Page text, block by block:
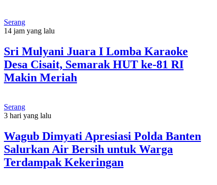
Serang
14 jam yang lalu
Sri Mulyani Juara I Lomba Karaoke
Desa Cisait, Semarak HUT ke-81 RI
Makin Meriah
Serang
3 hari yang lalu
Wagub Dimyati Apresiasi Polda Banten
Salurkan Air Bersih untuk Warga
Terdampak Kekeringan